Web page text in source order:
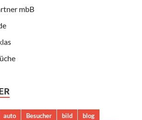
mbB
auto Besucher bild
blog